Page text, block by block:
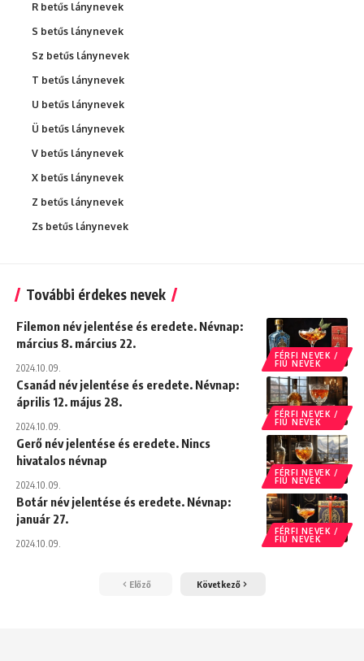
R betűs lánynevek
S betűs lánynevek
Sz betűs lánynevek
T betűs lánynevek
U betűs lánynevek
Ü betűs lánynevek
V betűs lánynevek
X betűs lánynevek
Z betűs lánynevek
Zs betűs lánynevek
További érdekes nevek
FÉRFI NEVEK /
FIÚ NEVEK
Filemon név jelentése és eredete. Névnap:
március 8. március 22.
2024.10.09.
FÉRFI NEVEK /
FIÚ NEVEK
Csanád név jelentése és eredete. Névnap:
április 12. május 28.
2024.10.09.
FÉRFI NEVEK /
FIÚ NEVEK
Gerő név jelentése és eredete. Nincs
hivatalos névnap
2024.10.09.
FÉRFI NEVEK /
FIÚ NEVEK
Botár név jelentése és eredete. Névnap:
január 27.
2024.10.09.
Előző Következő